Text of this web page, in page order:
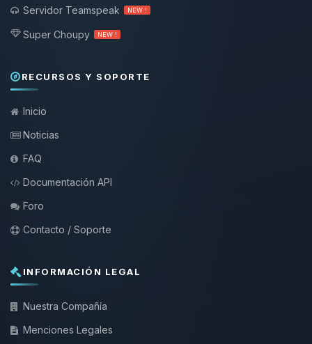
Servidor Teamspeak
NEW !
Super Choupy NEW !
RECURSOS Y SOPORTE
Inicio
Noticias
FAQ
Documentación API
Foro
Contacto / Soporte
INFORMACIÓN LEGAL
Nuestra Compañía
Menciones Legales